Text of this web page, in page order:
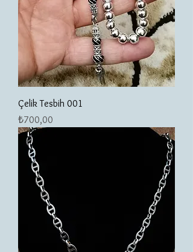
Çelik Tesbih 001
Fiyat
₺700,00